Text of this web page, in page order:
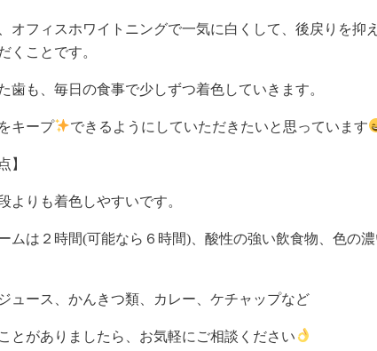
オフィスホワイトニングで一気に白くして、後戻りを抑
くことです。
歯も、毎日の食事で少しずつ着色していきます。
キープ できるようにしていただきたいと思っています
】
よりも着色しやすいです。
ムは２時間(可能なら６時間)、酸性の強い飲食物、色の
ュース、かんきつ類、カレー、ケチャップなど
とがありましたら、お気軽にご相談ください